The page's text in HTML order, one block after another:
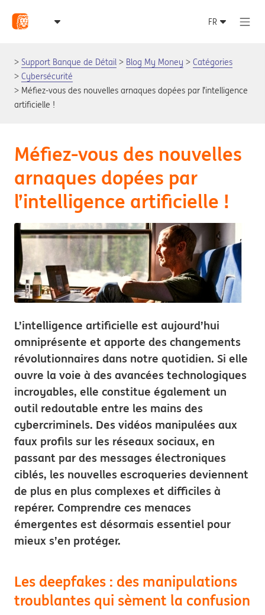
Support Banque de Détail Blog My Money
Catégories
Cybersécurité
Méfiez-vous des nouvelles arnaques dopées par l’intelligence
artificielle !
Méfiez-vous des nouvelles
arnaques dopées par
l’intelligence artificielle !
L’intelligence artificielle est aujourd’hui
omniprésente et apporte des changements
révolutionnaires dans notre quotidien. Si elle
ouvre la voie à des avancées technologiques
incroyables, elle constitue également un
outil redoutable entre les mains des
cybercriminels. Des vidéos manipulées aux
faux profils sur les réseaux sociaux, en
passant par des messages électroniques
ciblés, les nouvelles escroqueries deviennent
de plus en plus complexes et difficiles à
repérer. Comprendre ces menaces
émergentes est désormais essentiel pour
mieux s’en protéger.
Les deepfakes : des manipulations
troublantes qui sèment la confusion